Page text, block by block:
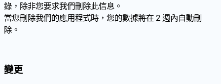
錄，除非您要求我們刪除此信息。
當您刪除我們的應用程式時，您的數據將在 2 週內自動刪
除。
變更